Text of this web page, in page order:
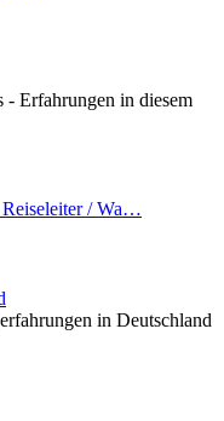
- Erfahrungen in diesem
/ Wa…
in Deutschland